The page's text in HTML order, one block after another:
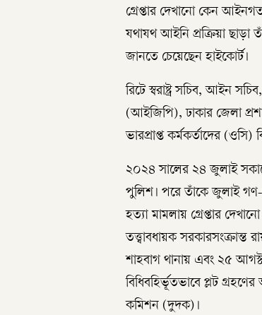
গ্রেপ্তার দেখানো কেন
যথাযথ আইনি প্রক্রিয়া ছাড়া
জানতে চেয়েছেন হাইকোর্ট।
রিটে স্বরাষ্ট্র সচিব, আইন
(আইজিপি), ঢাকার জেলা
ভারপ্রাপ্ত কর্মকর্তাদের (ওসি)
২০২৪ সালের ২৪ জুলাই
পুলিশ। পরে তাঁকে জুলাই গণ-
হত্যা মামলায় গ্রেপ্তার
তত্ত্বাবধায়ক
শাহবাগ থানায় এবং ২৫
বিধিবহির্ভূতভাবে প্লট
কমিশন (দুদক)।